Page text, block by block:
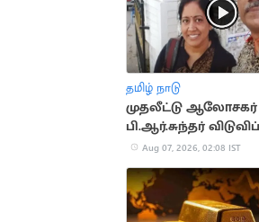
தமிழ் நாடு
முதலீட்டு ஆலோசகர்
பி.ஆர்.சுந்தர்
Aug 07, 2026, 02:08 IST